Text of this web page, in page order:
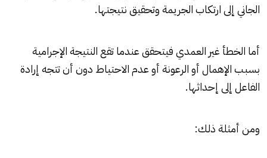
الجاني إلى ارتكاب الجريمة وتحقيق نتيجتها.
أما الخطأ غير العمدي فيتحقق عندما تقع النتيجة الإجرامية
بسبب الإهمال أو الرعونة أو عدم الاحتياط دون أن تتجه إرادة
الفاعل إلى إحداثها.
ومن أمثلة ذلك: